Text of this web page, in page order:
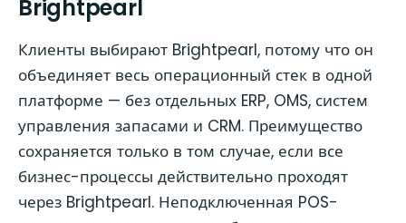
Brightpearl
Клиенты выбирают Brightpearl, потому что он
объединяет весь операционный стек в одной
платформе — без отдельных ERP, OMS, систем
управления запасами и CRM. Преимущество
сохраняется только в том случае, если все
бизнес-процессы действительно проходят
через Brightpearl. Неподключенная POS-